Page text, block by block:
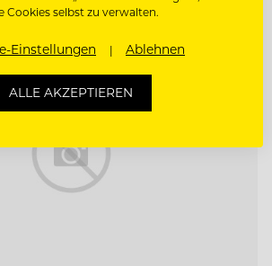
Cookies selbst zu verwalten.
Einstellungen Ablehnen
ALLE AKZEPTIEREN